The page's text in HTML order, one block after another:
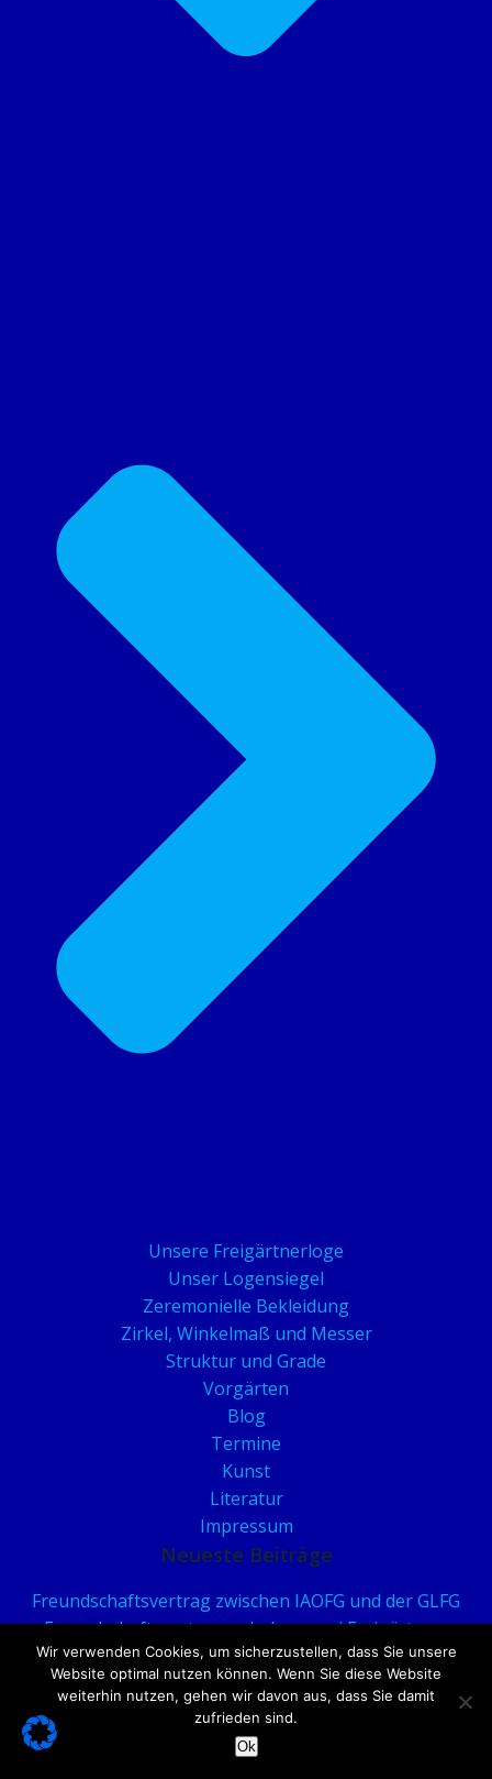
Unsere Freigärtnerloge
Unser Logensiegel
Zeremonielle Bekleidung
Zirkel, Winkelmaß und Messer
Struktur und Grade
Vorgärten
Blog
Termine
Kunst
Literatur
Impressum
Neueste Beiträge
Freundschaftsvertrag zwischen IAOFG und der GLFG
Freundschaftsvertrag zwischen zwei Freigärtner-
Großlogen
Freundschaftsvertrag und gegenseitige Anerkennung
Les Jardiniers du Temple in Lyon
Geschützt: Anhang zur Ehrenordnung der Freigärtner
Wir verwenden Cookies, um sicherzustellen, dass Sie unsere
Website optimal nutzen können. Wenn Sie diese Website
weiterhin nutzen, gehen wir davon aus, dass Sie damit
zufrieden sind.
Ok